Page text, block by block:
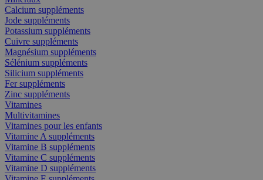
Calcium suppléments
Jode suppléments
Potassium suppléments
Cuivre suppléments
Magnésium suppléments
Sélénium suppléments
Silicium suppléments
Fer suppléments
Zinc suppléments
Vitamines
Multivitamines
Vitamines pour les enfants
Vitamine A suppléments
Vitamine B suppléments
Vitamine C suppléments
Vitamine D suppléments